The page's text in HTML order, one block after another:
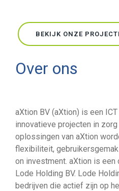
BEKIJK ONZE
Over ons
aXtion BV (aXtion) is een
innovatieve projecten in
oplossingen van aXtion
flexibiliteit,
on investment. aXtion is een
Lode Holding BV. Lode
bedrijven die actief zijn op